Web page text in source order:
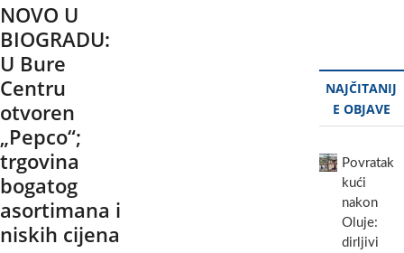
NOVO U
BIOGRADU:
U Bure
Centru
otvoren
„Pepco“;
trgovina
bogatog
asortimana i
niskih cijena
NAJČITANIJ
E OBJAVE
Povratak
kući
nakon
Oluje:
dirljivi